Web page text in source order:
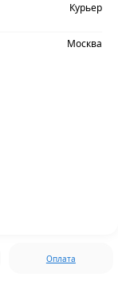
Курьер
Москва
Оплата